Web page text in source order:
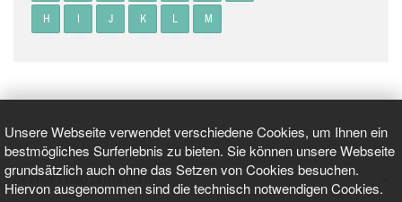
Unsere Webseite verwendet verschiedene Cookies, um Ihnen ein
bestmögliches Surferlebnis zu bieten. Sie können unsere Webseite
grundsätzlich auch ohne das Setzen von Cookies besuchen.
Hiervon ausgenommen sind die technisch notwendigen Cookies.
H I J K L M
GEPRÜFT UND ZERTIFIZIERT